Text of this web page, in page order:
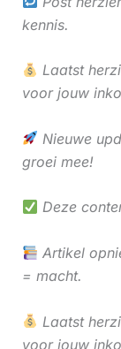
kennis.
Laatst
voor jouw
Nieuwe
groei mee!
Deze
Artikel
= macht.
Laatst
voor jouw